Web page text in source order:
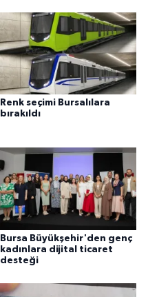
Renk seçimi Bursalılara
bırakıldı
Bursa Büyükşehir'den genç
kadınlara dijital ticaret
desteği